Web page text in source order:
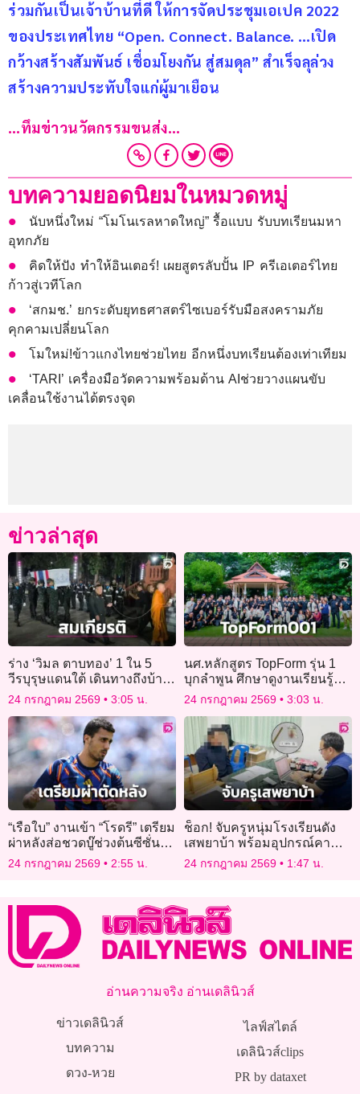
ร่วมกันเป็นเจ้าบ้านที่ดี ให้การจัดประชุมเอเปค 2022
ของประเทศไทย “Open. Connect. Balance. …เปิด
กว้างสร้างสัมพันธ์ เชื่อมโยงกัน สู่สมดุล” สำเร็จลุล่วง
สร้างความประทับใจแก่ผู้มาเยือน
…ทึมข่าวนวัตกรรมขนส่ง…
บทความยอดนิยมในหมวดหมู่
นับหนึ่งใหม่ “โมโนเรลหาดใหญ่” รื้อแบบ รับบทเรียนมหา
อุทกภัย
คิดให้ปัง ทำให้อินเตอร์! เผยสูตรลับปั้น IP ครีเอเตอร์ไทย
ก้าวสู่เวทีโลก
‘สกมช.’ ยกระดับยุทธศาสตร์ไซเบอร์รับมือสงครามภัย
คุกคามเปลี่ยนโลก
โมใหม่!ข้าวแกงไทยช่วยไทย อีกหนึ่งบทเรียนต้องเท่าเทียม
‘TARI’ เครื่องมือวัดความพร้อมด้าน AIช่วยวางแผนขับ
เคลื่อนใช้งานได้ตรงจุด
ข่าวล่าสุด
ร่าง ‘วิมล ตาบทอง’ 1 ใน 5
วีรบุรุษแดนใต้ เดินทางถึงบ้าน
เกิดสุรินทร์สมเกียรติ
24 กรกฎาคม 2569 3:05 น.
นศ.หลักสูตร TopForm รุ่น 1
บุกลำพูน ศึกษาดูงานเรียนรู้
การพัฒนาจากพ่อเมือง
24 กรกฎาคม 2569 3:03 น.
“เรือใบ” งานเข้า “โรดรี” เตรียม
ผ่าหลังส่อชวดบู๊ช่วงต้นซีซั่น
ใหม่
24 กรกฎาคม 2569 2:55 น.
ช็อก! จับครูหนุ่มโรงเรียนดัง
เสพยาบ้า พร้อมอุปกรณ์คา
กระเป๋ากางเกง
24 กรกฎาคม 2569 1:47 น.
อ่านความจริง อ่านเดลินิวส์
ข่าวเดลินิวส์
บทความ
ดวง-หวย
ไลฟ์สไตล์
เดลินิวส์clips
PR by dataxet